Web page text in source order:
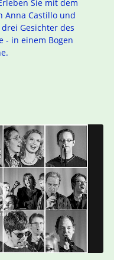
Sie mit dem
Anna Castillo und
Gesichter des
- in einem Bogen